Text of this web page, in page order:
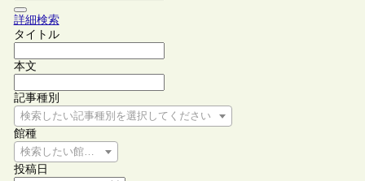
詳細検索
タイトル
本文
記事種別
検索したい記事種別を選択してください
館種
検索したい館種を選択してください
投稿日